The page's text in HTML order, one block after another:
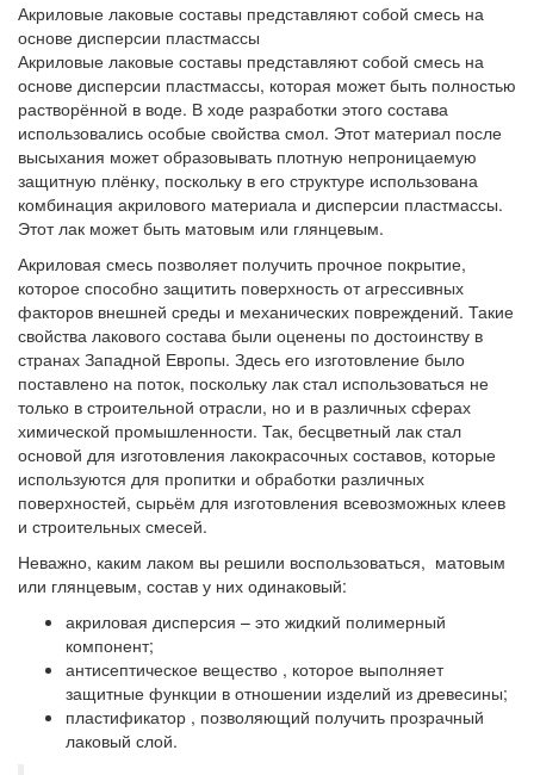
Акриловые лаковые составы представляют собой смесь на
основе дисперсии пластмассы
Акриловые лаковые составы представляют собой смесь на
основе дисперсии пластмассы, которая может быть полностью
растворённой в воде. В ходе разработки этого состава
использовались особые свойства смол. Этот материал после
высыхания может образовывать плотную непроницаемую
защитную плёнку, поскольку в его структуре использована
комбинация акрилового материала и дисперсии пластмассы.
Этот лак может быть матовым или глянцевым.
Акриловая смесь позволяет получить прочное покрытие,
которое способно защитить поверхность от агрессивных
факторов внешней среды и механических повреждений. Такие
свойства лакового состава были оценены по достоинству в
странах Западной Европы. Здесь его изготовление было
поставлено на поток, поскольку лак стал использоваться не
только в строительной отрасли, но и в различных сферах
химической промышленности. Так, бесцветный лак стал
основой для изготовления лакокрасочных составов, которые
используются для пропитки и обработки различных
поверхностей, сырьём для изготовления всевозможных клеев
и строительных смесей.
Неважно, каким лаком вы решили воспользоваться, матовым
или глянцевым, состав у них одинаковый:
акриловая дисперсия – это жидкий полимерный
компонент;
антисептическое вещество , которое выполняет
защитные функции в отношении изделий из древесины;
пластификатор , позволяющий получить прозрачный
лаковый слой.